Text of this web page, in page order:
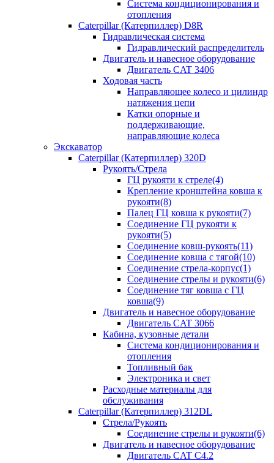
Система кондиционирования и
отопления
Caterpillar (Катерпиллер) D8R
Гидравлическая система
Гидравлический распределитель
Двигатель и навесное оборудование
Двигатель CAT 3406
Ходовая часть
Направляющее колесо и цилиндр
натяжения цепи
Катки опорные и
поддерживающие,
направляющие колеса
Экскаватор
Caterpillar (Катерпиллер) 320D
Рукоять/Стрела
ГЦ рукояти к стреле(4)
Крепление кронштейна ковша к
рукояти(8)
Палец ГЦ ковша к рукояти(7)
Соединение ГЦ рукояти к
рукояти(5)
Соединение ковш-рукоять(11)
Соединение ковша с тягой(10)
Соединение стрела-корпус(1)
Соединение стрелы и рукояти(6)
Соединение тяг ковша с ГЦ
ковша(9)
Двигатель и навесное оборудование
Двигатель CAT 3066
Кабина, кузовные детали
Система кондиционирования и
отопления
Топливный бак
Электроника и свет
Расходные материалы для
обслуживания
Caterpillar (Катерпиллер) 312DL
Стрела/Рукоять
Соединение стрелы и рукояти(6)
Двигатель и навесное оборудование
Двигатель CAT С4.2